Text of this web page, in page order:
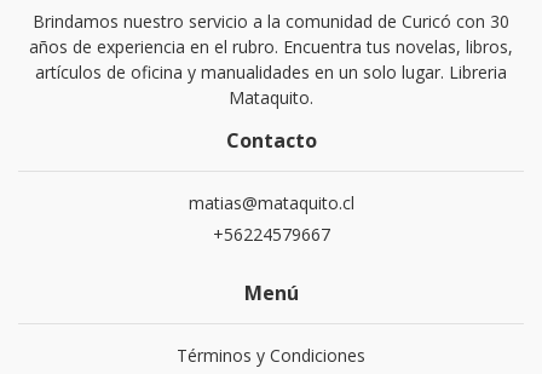
Brindamos nuestro servicio a la comunidad de Curicó con 30
años de experiencia en el rubro. Encuentra tus novelas, libros,
artículos de oficina y manualidades en un solo lugar. Libreria
Mataquito.
Contacto
matias@mataquito.cl
+56224579667
Menú
Términos y Condiciones